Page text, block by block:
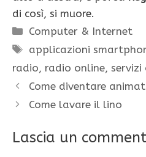
di così, si muore.
Categorie
Computer & Internet
Tag
applicazioni
radio, radio online, servizi
Come diventare
Come lavare il lino
Lascia un